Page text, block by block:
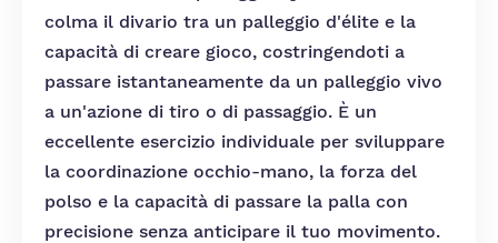
colma il divario tra un palleggio d'élite e la
capacità di creare gioco, costringendoti a
passare istantaneamente da un palleggio vivo
a un'azione di tiro o di passaggio. È un
eccellente esercizio individuale per sviluppare
la coordinazione occhio-mano, la forza del
polso e la capacità di passare la palla con
precisione senza anticipare il tuo movimento.